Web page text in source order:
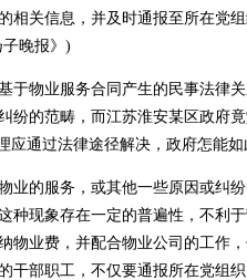
相关信息，并及时通报至所在党
晚报》)
物业服务合同产生的民事法律关
纷的范畴，而江苏淮安某区政府
通过法律途径解决，政府怎能如
的服务，或其他一些原因或纠纷
种现象存在一定的普遍性，不利
物业费，并配合物业公司的工作
干部职工，不仅要通报所在党组织